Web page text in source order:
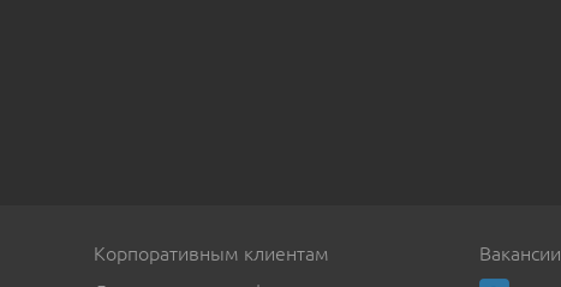
Корпоративным клиентам
Вакансии